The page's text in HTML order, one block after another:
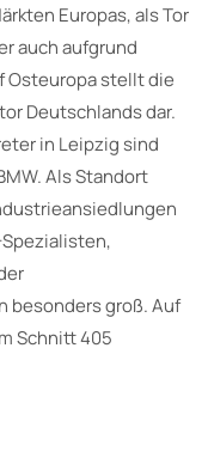
Europas, als Tor
auch aufgrund
Osteuropa stellt die
Deutschlands dar.
in Leipzig sind
Als Standort
besonders groß. Auf
Schnitt 405